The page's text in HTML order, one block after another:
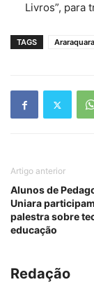
Livros”, para
TAGS Araraquara
Artigo anterior
Alunos de
Uniara
palestra sobre
educação
Redação